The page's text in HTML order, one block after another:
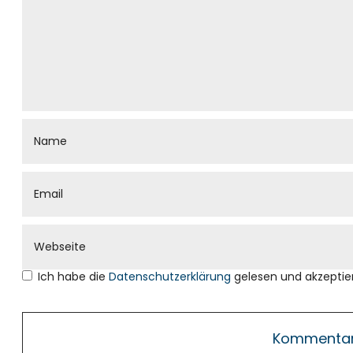
Ich habe die Datenschutzerklärung gelesen und